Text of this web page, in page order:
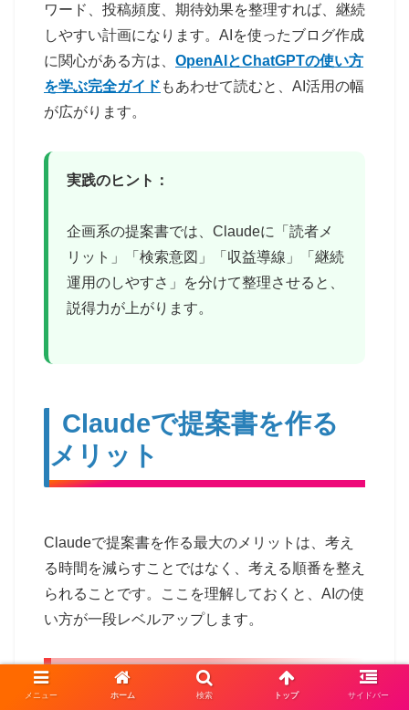
ワード、投稿頻度、期待効果を整理すれば、継続
しやすい計画になります。AIを使ったブログ作成
に関心がある方は、 OpenAIとChatGPTの使い方
を学ぶ完全ガイド もあわせて読むと、AI活用の幅
が広がります。
実践のヒント：
企画系の提案書では、Claudeに「読者メ
リット」「検索意図」「収益導線」「継続
運用のしやすさ」を分けて整理させると、
説得力が上がります。
Claudeで提案書を作る
メリット
Claudeで提案書を作る最大のメリットは、考え
る時間を減らすことではなく、考える順番を整え
られることです。ここを理解しておくと、AIの使
い方が一段レベルアップします。
メリット1 白紙状態から抜け
出しやすい
メニュー ホーム 検索 トップ サイドバー